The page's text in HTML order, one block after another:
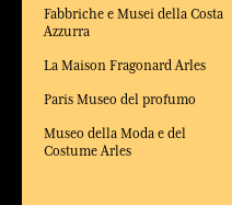
Fabbriche e Musei della Costa
Azzurra
La Maison Fragonard Arles
Paris Museo del profumo
Museo della Moda e del
Costume Arles